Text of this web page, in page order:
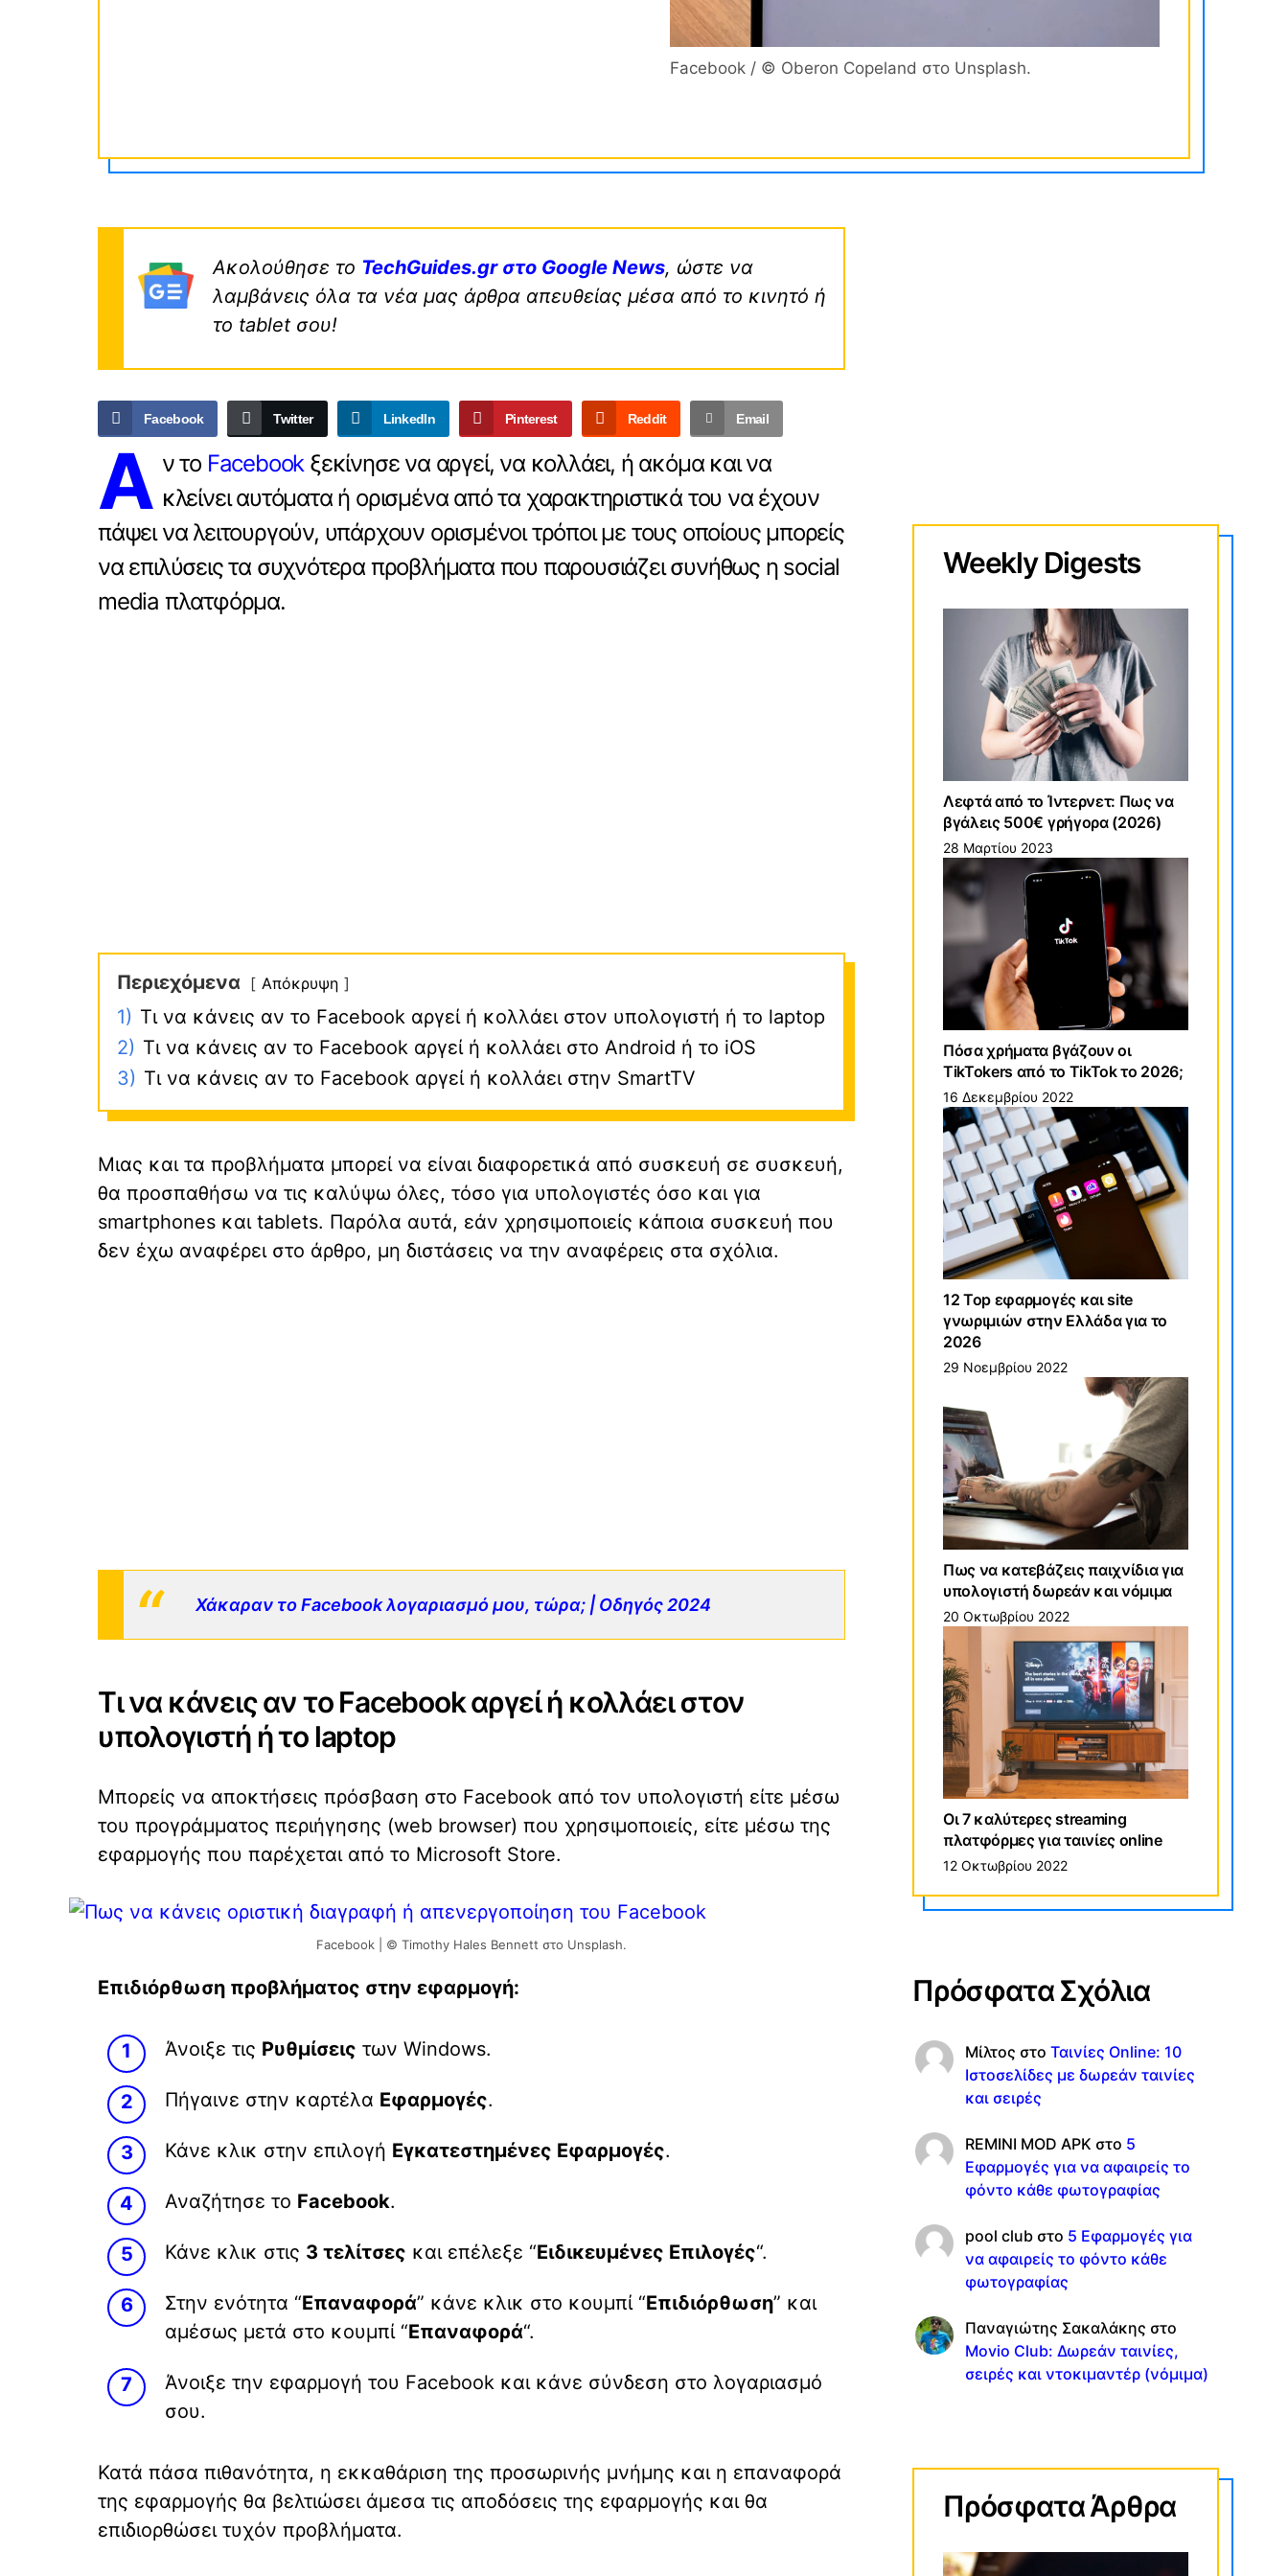
Facebook / © Oberon Copeland στο Unsplash.
Ακολούθησε το TechGuides.gr στο Google News, ώστε να
λαμβάνεις όλα τα νέα μας άρθρα απευθείας μέσα από το κινητό ή
το tablet σου!
Facebook Twitter LinkedIn Pinterest Reddit Email
Α ν το Facebookξεκίνησε να αργεί, να κολλάει, ή ακόμα και να
κλείνει αυτόματα ή ορισμένα από τα χαρακτηριστικά του να έχουν
πάψει να λειτουργούν, υπάρχουν ορισμένοι τρόποι με τους οποίους μπορείς
να επιλύσεις τα συχνότερα προβλήματα που παρουσιάζει συνήθως η social
media πλατφόρμα.
Περιεχόμενα Απόκρυψη
1) Τι να κάνεις αν το Facebook αργεί ή κολλάει στον υπολογιστή ή το laptop
2) Τι να κάνεις αν το Facebook αργεί ή κολλάει στο Android ή το iOS
3) Τι να κάνεις αν το Facebook αργεί ή κολλάει στην SmartTV
Μιας και τα προβλήματα μπορεί να είναι διαφορετικά από συσκευή σε συσκευή,
θα προσπαθήσω να τις καλύψω όλες, τόσο για υπολογιστές όσο και για
smartphones και tablets. Παρόλα αυτά, εάν χρησιμοποιείς κάποια συσκευή που
δεν έχω αναφέρει στο άρθρο, μη διστάσεις να την αναφέρεις στα σχόλια.
Χάκαραν το Facebook λογαριασμό μου, τώρα; | Οδηγός 2024
Τι να κάνεις αν το Facebook αργεί ή κολλάει στον
υπολογιστή ή το laptop
Μπορείς να αποκτήσεις πρόσβαση στο Facebook από τον υπολογιστή είτε μέσω
του προγράμματος περιήγησης (web browser) που χρησιμοποιείς, είτε μέσω της
εφαρμογής που παρέχεται από το Microsoft Store.
Facebook | © Timothy Hales Bennett στο Unsplash.
Επιδιόρθωση προβλήματος στην εφαρμογή:
Άνοιξε τις Ρυθμίσεις των Windows.
Πήγαινε στην καρτέλα Εφαρμογές.
Κάνε κλικ στην επιλογή Εγκατεστημένες Εφαρμογές.
Αναζήτησε το Facebook.
Κάνε κλικ στις 3 τελίτσες και επέλεξε “Ειδικευμένες Επιλογές“.
Στην ενότητα “Επαναφορά” κάνε κλικ στο κουμπί “Επιδιόρθωση” και
αμέσως μετά στο κουμπί “Επαναφορά“.
Άνοιξε την εφαρμογή του Facebook και κάνε σύνδεση στο λογαριασμό
σου.
Κατά πάσα πιθανότητα, η εκκαθάριση της προσωρινής μνήμης και η επαναφορά
της εφαρμογής θα βελτιώσει άμεσα τις αποδόσεις της εφαρμογής και θα
επιδιορθώσει τυχόν προβλήματα.
WeeklyDigests
Λεφτά από το Ίντερνετ: Πως να
βγάλεις 500€ γρήγορα (2026)
28 Μαρτίου 2023
Πόσα χρήματα βγάζουν οι
TikTokers από το TikTok το 2026;
16 Δεκεμβρίου 2022
12 Top εφαρμογές και site
γνωριμιών στην Ελλάδα για το
2026
29 Νοεμβρίου 2022
Πως να κατεβάζεις παιχνίδια για
υπολογιστή δωρεάν και νόμιμα
20 Οκτωβρίου 2022
Οι 7 καλύτερες streaming
πλατφόρμες για ταινίες online
12 Οκτωβρίου 2022
Πρόσφατα Σχόλια
Μίλτος στο Ταινίες Online: 10
Ιστοσελίδες με δωρεάν ταινίες
και σειρές
REMINI MOD APK στο 5
Εφαρμογές για να αφαιρείς το
φόντο κάθε φωτογραφίας
pool club στο 5 Εφαρμογές για
να αφαιρείς το φόντο κάθε
φωτογραφίας
Παναγιώτης Σακαλάκης στο
Movio Club: Δωρεάν ταινίες,
σειρές και ντοκιμαντέρ (νόμιμα)
Πρόσφατα Άρθρα